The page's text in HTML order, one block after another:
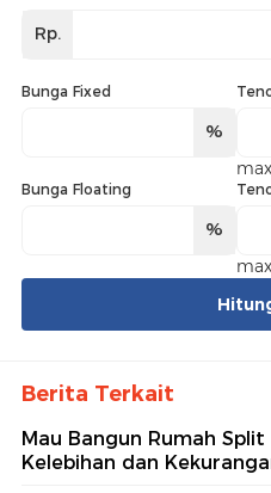
Rp.
Bunga Fixed
%
Bunga Floating
%
Berita Terkait
Mau Bangun Rumah Split
Kelebihan dan